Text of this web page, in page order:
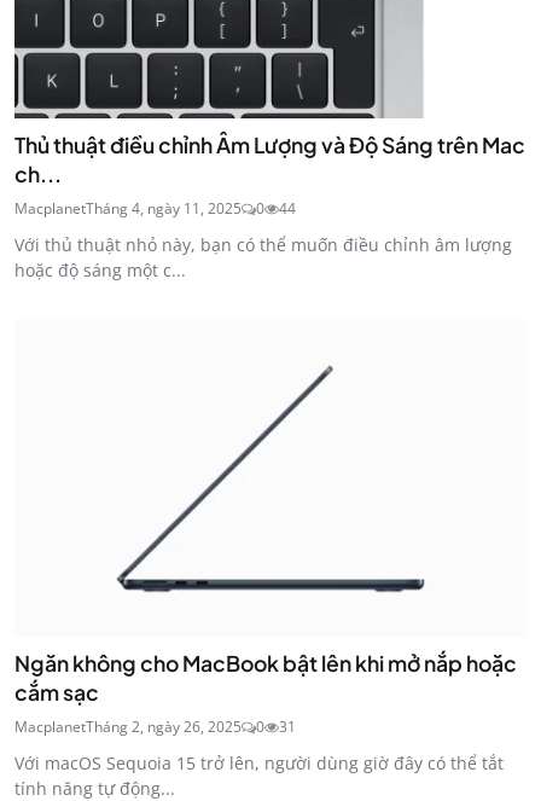
Thủ thuật điều chỉnh Âm Lượng và Độ Sáng trên Mac
ch...
MacplanetTháng 4, ngày 11, 2025 0 44
Với thủ thuật nhỏ này, bạn có thể muốn điều chỉnh âm lượng
hoặc độ sáng một c...
Ngăn không cho MacBook bật lên khi mở nắp hoặc
cắm sạc
MacplanetTháng 2, ngày 26, 2025 0 31
Với macOS Sequoia 15 trở lên, người dùng giờ đây có thể tắt
tính năng tự động...